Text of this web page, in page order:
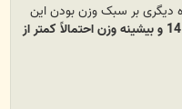
دیگری بر سبک وزن بودن این
وزن برخاست در حدود 12تا 14 و بیشینه وزن احتمالاً کمتر از